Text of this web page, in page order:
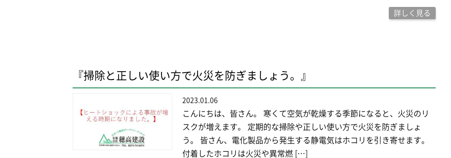
詳しく見る
『掃除と正しい使い方で火災を防ぎましょう。』
2023.01.06
こんにちは、皆さん。 寒くて空気が乾燥する季節になると、火災のリ
スクが増えます。 定期的な掃除や正しい使い方で火災を防ぎましょ
う。 皆さん、電化製品から発生する静電気はホコリを引き寄せます。
付着したホコリは火災や異常燃 […]